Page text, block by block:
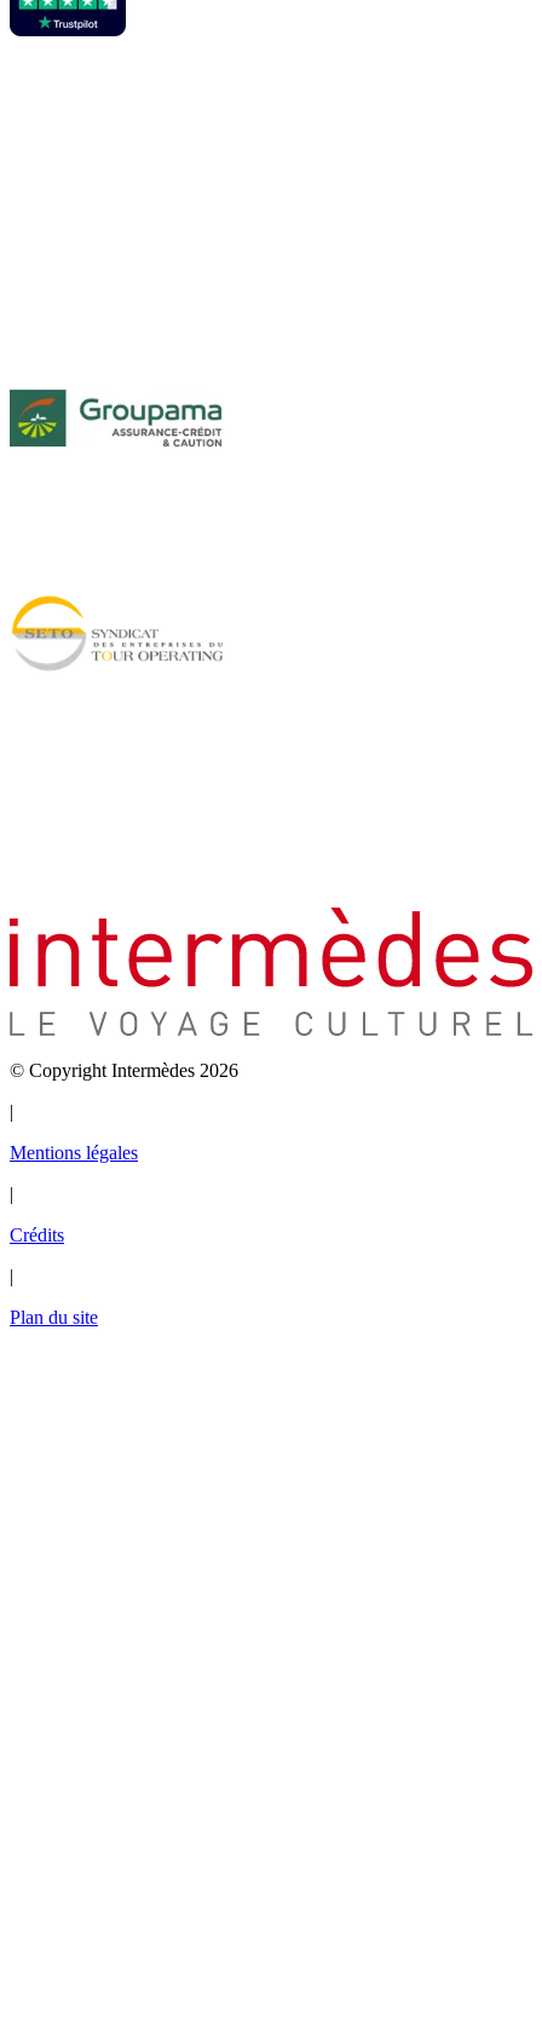
© Copyright Intermèdes 2026
|
Mentions légales
|
Crédits
|
Plan du site